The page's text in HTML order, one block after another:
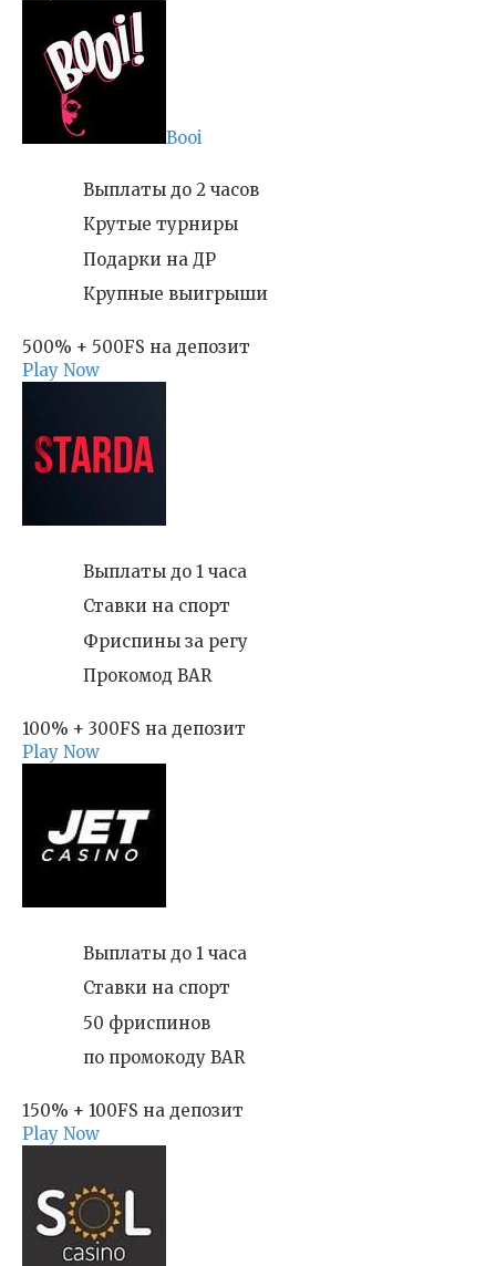
Booi
Выплаты до 2 часов
Крутые турниры
Подарки на ДР
Крупные выигрыши
500% + 500FS на депозит
Play Now
Выплаты до 1 часа
Ставки на спорт
Фриспины за регу
Прокомод BAR
100% + 300FS на депозит
Play Now
Выплаты до 1 часа
Ставки на спорт
50 фриспинов
по промокоду BAR
150% + 100FS на депозит
Play Now